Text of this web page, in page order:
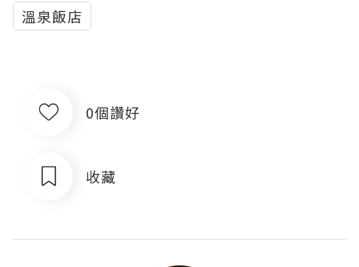
溫泉飯店
0個讚好
收藏